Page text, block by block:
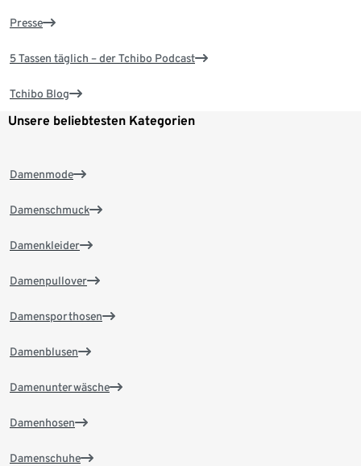
Presse
5 Tassen täglich – der Tchibo Podcast
Tchibo Blog
Unsere beliebtesten Kategorien
Damenmode
Damenschmuck
Damenkleider
Damenpullover
Damensporthosen
Damenblusen
Damenunterwäsche
Damenhosen
Damenschuhe